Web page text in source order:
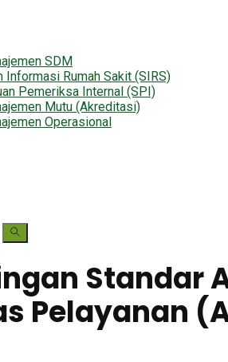
SDM
Rumah Sakit (SIRS)
Pemeriksa Internal (SPI)
Mutu (Akreditasi)
Operasional
Standar
Pelayanan